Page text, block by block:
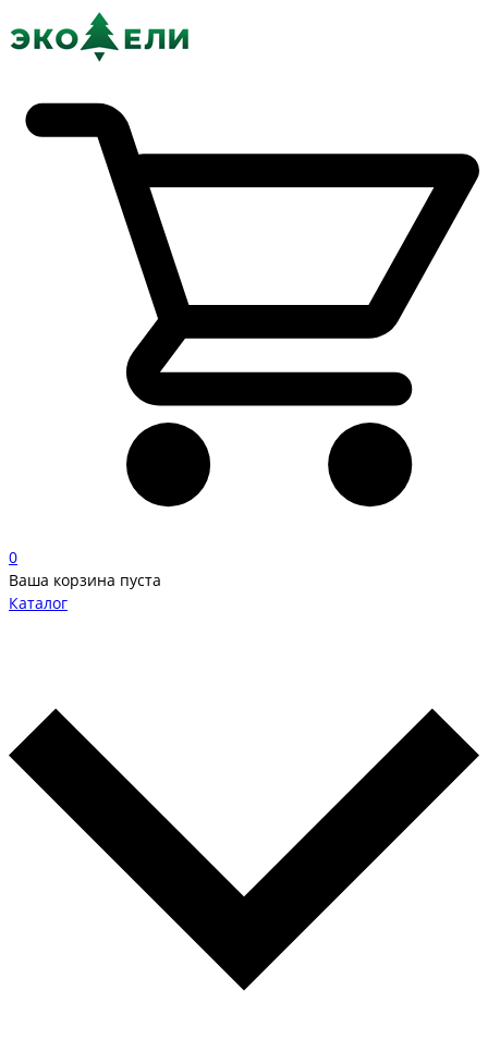
0
Ваша корзина пуста
Каталог